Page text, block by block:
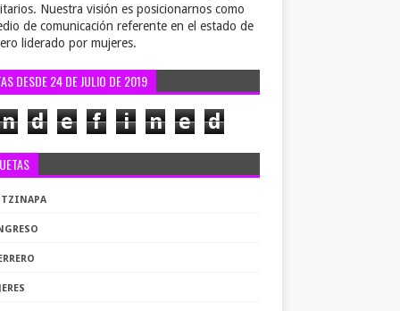
Nuestra visión es posicionarnos como
de comunicación referente en el estado de
liderado por mujeres.
DESDE 24 DE JULIO DE 2019
n d e f i n e d